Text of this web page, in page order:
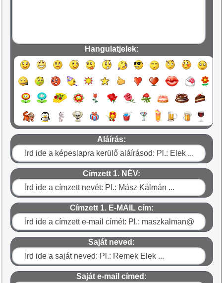
Hangulatjelek:
Aláírás:
Címzett 1. NÉV:
Címzett 1. E-MAIL cím:
Saját neved:
Saját e-mail címed: